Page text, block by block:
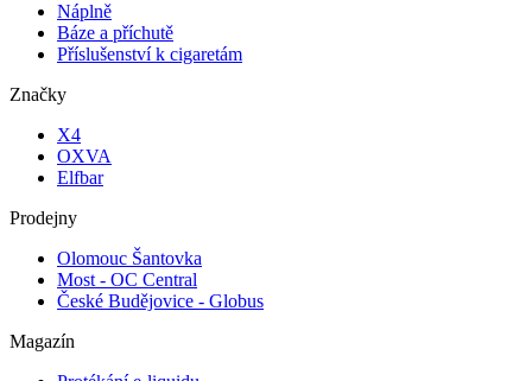
Náplně
Báze a příchutě
Příslušenství k cigaretám
Značky
X4
OXVA
Elfbar
Prodejny
Olomouc Šantovka
Most - OC Central
České Budějovice - Globus
Magazín